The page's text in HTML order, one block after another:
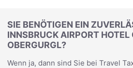
SIE BENÖTIGEN EIN
INNSBRUCK AIRPORT HOTEL
OBERGURGL?
Wenn ja, dann sind Sie bei Travel